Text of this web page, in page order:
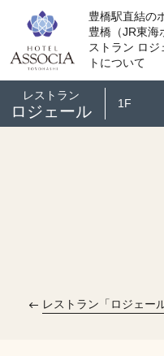
豊橋駅直結の
豊橋（JR東海
ストラン ロジ
トについて
レストラン
ロジェール 1F
レストラン「ロジェー